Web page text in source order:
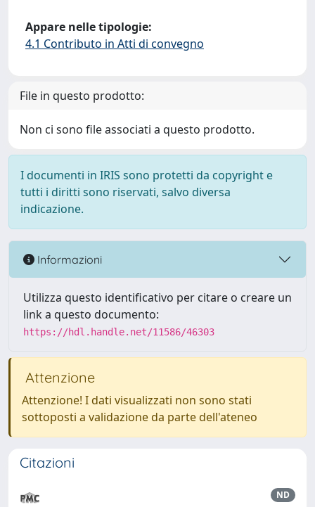
Appare nelle tipologie:
4.1 Contributo in Atti di convegno
File in questo prodotto:
Non ci sono file associati a questo prodotto.
I documenti in IRIS sono protetti da copyright e
tutti i diritti sono riservati, salvo diversa
indicazione.
Informazioni
Utilizza questo identificativo per citare o creare un
link a questo documento:
https://hdl.handle.net/11586/46303
Attenzione
Attenzione! I dati visualizzati non sono stati
sottoposti a validazione da parte dell'ateneo
Citazioni
ND